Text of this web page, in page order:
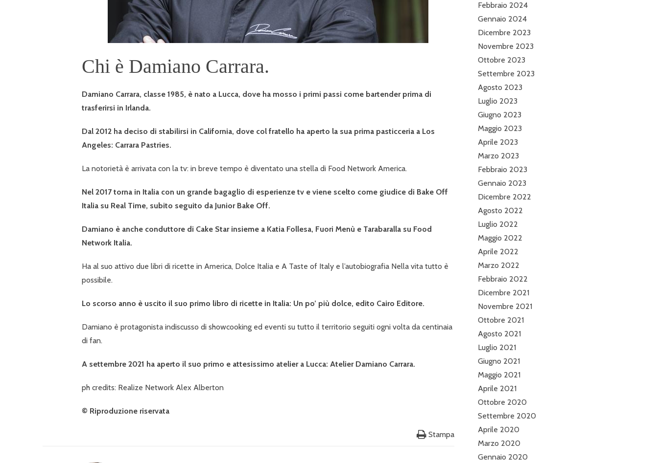
Chi è Damiano Carrara.
Damiano Carrara, classe 1985, è nato a Lucca, dove ha mosso i primi passi come bartender prima di
trasferirsi in Irlanda.
Dal 2012 ha deciso di stabilirsi in California, dove col fratello ha aperto la sua prima pasticceria a Los
Angeles: Carrara Pastries.
La notorietà è arrivata con la tv: in breve tempo è diventato una stella di Food Network America.
Nel 2017 torna in Italia con un grande bagaglio di esperienze tv e viene scelto come giudice di Bake Off
Italia su Real Time, subito seguito da Junior Bake Off.
Damiano è anche conduttore di Cake Star insieme a Katia Follesa, Fuori Menù e Tarabaralla su Food
Network Italia.
Ha al suo attivo due libri di ricette in America, Dolce Italia e A Taste of Italy e l’autobiografia Nella vita tutto è
possibile.
Lo scorso anno è uscito il suo primo libro di ricette in Italia: Un po’ più dolce, edito Cairo Editore.
Damiano è protagonista indiscusso di showcooking ed eventi su tutto il territorio seguiti ogni volta da centinaia
di fan.
A settembre 2021 ha aperto il suo primo e attesissimo atelier a Lucca: Atelier Damiano Carrara.
ph credits: Realize Network Alex Alberton
© Riproduzione riservata
Stampa
Febbraio 2024
Gennaio 2024
Dicembre 2023
Novembre 2023
Ottobre 2023
Settembre 2023
Agosto 2023
Luglio 2023
Giugno 2023
Maggio 2023
Aprile 2023
Marzo 2023
Febbraio 2023
Gennaio 2023
Dicembre 2022
Agosto 2022
Luglio 2022
Maggio 2022
Aprile 2022
Marzo 2022
Febbraio 2022
Dicembre 2021
Novembre 2021
Ottobre 2021
Agosto 2021
Luglio 2021
Giugno 2021
Maggio 2021
Aprile 2021
Ottobre 2020
Settembre 2020
Aprile 2020
Marzo 2020
Gennaio 2020